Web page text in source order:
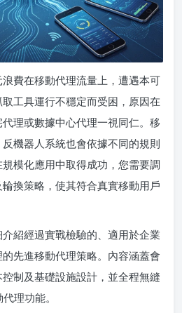
費在移動代理流量上，遭遇本可
工具運行不穩定而受困，原因在
理或數據中心代理一視同仁。移
機器人系統也會依據不同的規則
模化應用中取得成功，您需要調
換策略，使其符合真實移動用戶
紹經過實戰檢驗的、適用於企業
先進移動代理策略。內容涵蓋會
制及基礎設施設計，並全程無縫
理功能。